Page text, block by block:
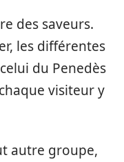
des saveurs.
les différentes
du Penedès
visiteur y
autre groupe,